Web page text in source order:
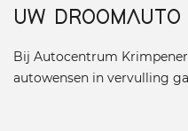
UW
Bij Autocentrum
autowensen in vervulling